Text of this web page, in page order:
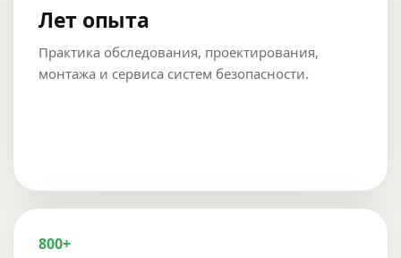
Лет опыта
Практика обследования, проектирования,
монтажа и сервиса систем безопасности.
800+